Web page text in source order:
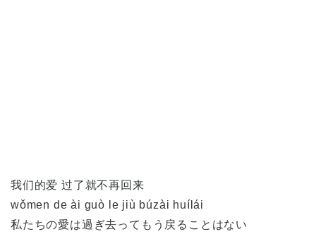
我们的爱 过了就不再回来
wǒmen de ài guò le jiù búzài huílái
私たちの愛は過ぎ去ってもう戻ることはない